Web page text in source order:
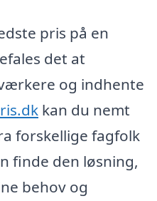
pris på en
det at
og indhente
kan du nemt
forskellige fagfolk
finde den løsning,
behov og